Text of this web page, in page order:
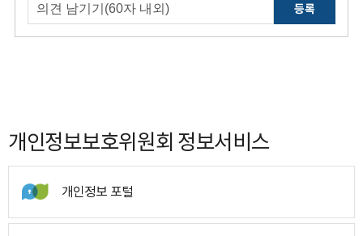
등록
개인정보보호위원회 정보서비스
개인정보 포털